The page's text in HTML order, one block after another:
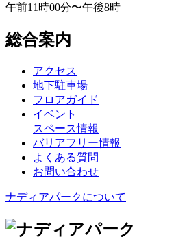
午前11時00分〜午後8時
総合案内
アクセス
地下駐車場
フロアガイド
イベント
スペース情報
バリアフリー情報
よくある質問
お問い合わせ
ナディアパークについて